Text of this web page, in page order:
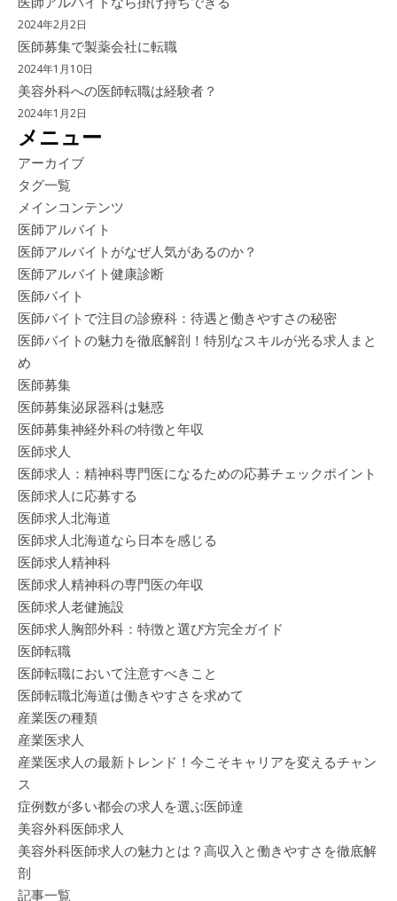
2024年2月2日
医師募集で製薬会社に転職
2024年1月10日
美容外科への医師転職は経験者？
2024年1月2日
メニュー
アーカイブ
タグ一覧
メインコンテンツ
医師アルバイト
医師アルバイトがなぜ人気があるのか？
医師アルバイト健康診断
医師バイト
医師バイトで注目の診療科：待遇と働きやすさの秘密
医師バイトの魅力を徹底解剖！特別なスキルが光る求人まと
め
医師募集
医師募集泌尿器科は魅惑
医師募集神経外科の特徴と年収
医師求人
医師求人：精神科専門医になるための応募チェックポイント
医師求人に応募する
医師求人北海道
医師求人北海道なら日本を感じる
医師求人精神科
医師求人精神科の専門医の年収
医師求人老健施設
医師求人胸部外科：特徴と選び方完全ガイド
医師転職
医師転職において注意すべきこと
医師転職北海道は働きやすさを求めて
産業医の種類
産業医求人
産業医求人の最新トレンド！今こそキャリアを変えるチャン
ス
症例数が多い都会の求人を選ぶ医師達
美容外科医師求人
美容外科医師求人の魅力とは？高収入と働きやすさを徹底解
剖
記事一覧